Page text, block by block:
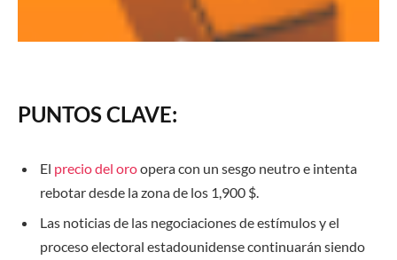
PUNTOS CLAVE:
El precio del oroopera con un sesgo neutro e intenta
rebotar desde la zona de los 1,900 $.
Las noticias de las negociaciones de estímulos y el
proceso electoral estadounidense continuarán siendo